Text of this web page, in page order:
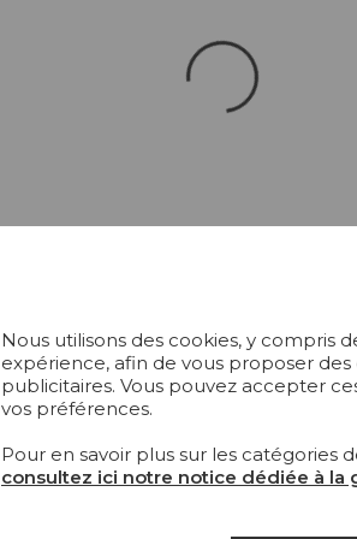
Nous utilisons des cookies, y compris
expérience, afin de vous proposer
publicitaires. Vous pouvez accepter
vos préférences.
Pour en savoir plus sur les catégories
consultez ici notre notice dédiée à la